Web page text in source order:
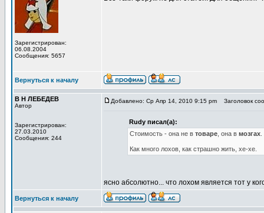
Зарегистрирован:
06.08.2004
Сообщения: 5657
Вернуться к началу
В Н ЛЕБЕДЕВ
Автор
Зарегистрирован:
27.03.2010
Сообщения: 244
Добавлено: Ср Апр 14, 2010 9:15 pm Заголовок
Rudy писал(а):
Стоимость - она не в товаре , она в мозгах
Как много лохов, как страшно жить, хе-хе.
ясно абсолютно... что лохом является тот у
Вернуться к началу